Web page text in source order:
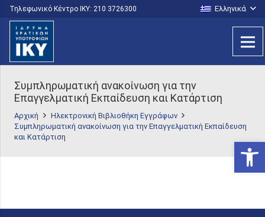
Τηλεφωνικό Κέντρο IKY: 210 3726300 Ελληνικά
Συμπληρωματική ανακοίνωση για την
Επαγγελματική Εκπαίδευση και Κατάρτιση
Αρχική
Ηλεκτρονική Βιβλιοθήκη Εγγράφων
Συμπληρωματική ανακοίνωση για την Επαγγελματική Εκπαίδευση
και Κατάρτιση